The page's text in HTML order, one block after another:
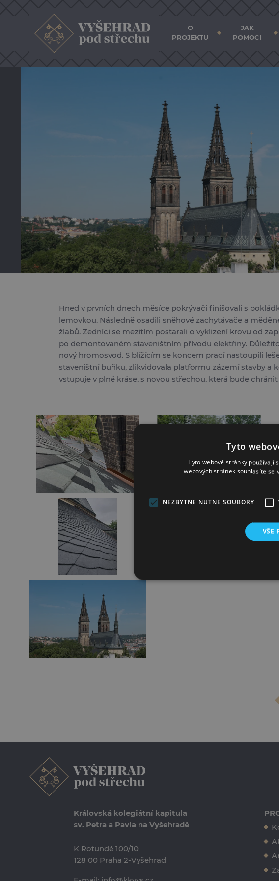
O
PROJEKTU
JAK
POMOCI
Hned v prvních dnech měsíce pokrývači finišovali s
lemovkou. Následně osadili sněhové zachytávače a
žlabů. Zedníci se mezitím postarali o vyklizení krovu od
po demontovaném staveništním přívodu elektřiny.
nový hromosvod. S blížícím se koncem prací nastoupili
staveništní buňku, zlikvidovala platformu zázemí stavby a
vstupuje v plné kráse, s novou střechou, která bude
Královská kolegiátní kapitula
sv. Petra a Pavla na Vyšehradě
K Rotundě 100/10
128 00 Praha 2-Vyšehrad
Tyto
Tyto webové stránky používají
webových stránek souhlasíte se
NEZBYTNĚ NUTNÉ SOUBORY
VŠE